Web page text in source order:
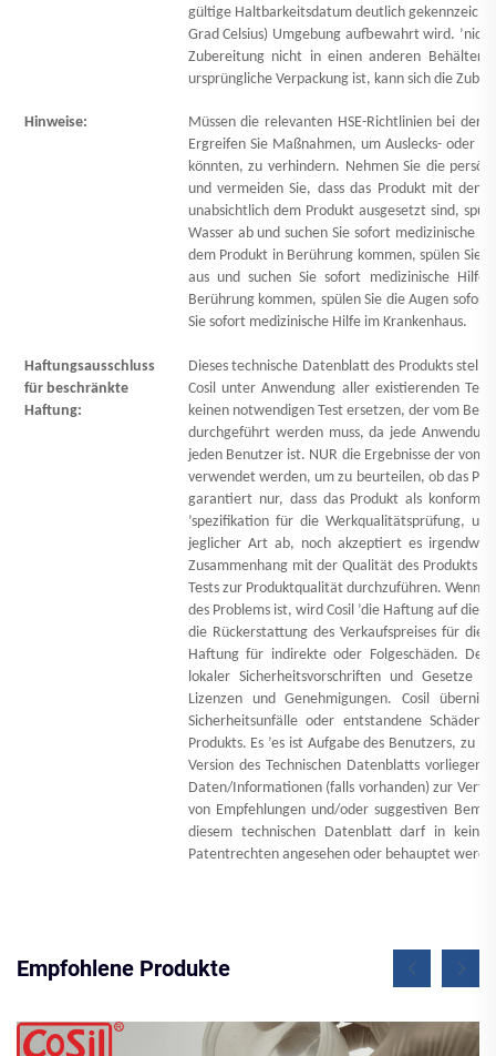
gültige Haltbarkeitsdatum deutlich
Grad Celsius) Umgebung aufbewahrt wird. ’
Zubereitung nicht in einen anderen
ursprüngliche Verpackung ist, kann sich die
Hinweise:
Müssen die relevanten HSE-Richtlinien bei der
Ergreifen Sie Maßnahmen, um Auslecks- oder
könnten, zu verhindern. Nehmen Sie die
und vermeiden Sie, dass das Produkt mit den
unabsichtlich dem Produkt ausgesetzt sind,
Wasser ab und suchen Sie sofort medizinische
dem Produkt in Berührung kommen, spülen Sie
aus und suchen Sie sofort medizinische
Berührung kommen, spülen Sie die Augen
Sie sofort medizinische Hilfe im Krankenhaus.
Haftungsausschluss
für beschränkte
Haftung:
Dieses technische Datenblatt des Produkts stellt
Cosil unter Anwendung aller existierenden
keinen notwendigen Test ersetzen, der vom
durchgeführt werden muss, da jede
jeden Benutzer ist. NUR die Ergebnisse der
verwendet werden, um zu beurteilen, ob das
garantiert nur, dass das Produkt als konform
’spezifikation für die Werkqualitätsprüfung,
jeglicher Art ab, noch akzeptiert es
Zusammenhang mit der Qualität des Produkts
Tests zur Produktqualität durchzuführen. Wenn
des Problems ist, wird Cosil ’die Haftung auf die
die Rückerstattung des Verkaufspreises für
Haftung für indirekte oder Folgeschäden.
lokaler Sicherheitsvorschriften und Gesetze
Lizenzen und Genehmigungen. Cosil
Sicherheitsunfälle oder entstandene
Produkts. Es ’es ist Aufgabe des Benutzers, zu
Version des Technischen Datenblatts
Daten/Informationen (falls vorhanden) zur
von Empfehlungen und/oder suggestiven
diesem technischen Datenblatt darf in
Patentrechten angesehen oder behauptet
Empfohlene Produkte